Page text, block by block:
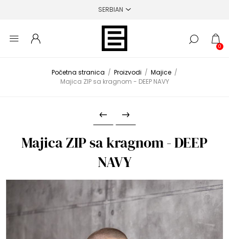
0
Početna stranica / Proizvodi / Majice /
Majica ZIP sa kragnom - DEEP NAVY
Majica ZIP sa kragnom - DEEP
NAVY